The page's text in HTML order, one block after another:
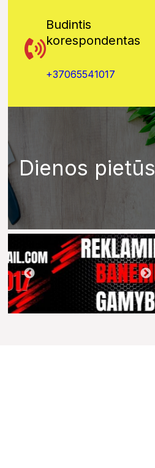
Budintis
korespondentas
+37065541017
Dienos pietūs